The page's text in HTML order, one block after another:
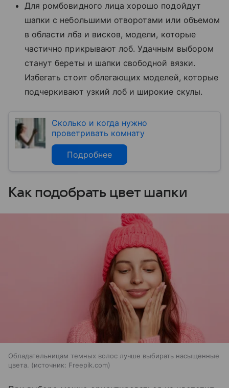
Для ромбовидного лица хорошо подойдут
шапки с небольшими отворотами или объемом
в области лба и висков, модели, которые
частично прикрывают лоб. Удачным выбором
станут береты и шапки свободной вязки.
Избегать стоит облегающих моделей, которые
подчеркивают узкий лоб и широкие скулы.
Сколько и когда нужно
проветривать комнату
Подробнее
Как подобрать цвет шапки
Обладательницам темных волос лучше выбирать насыщенные
цвета.
источник: Freepik.com